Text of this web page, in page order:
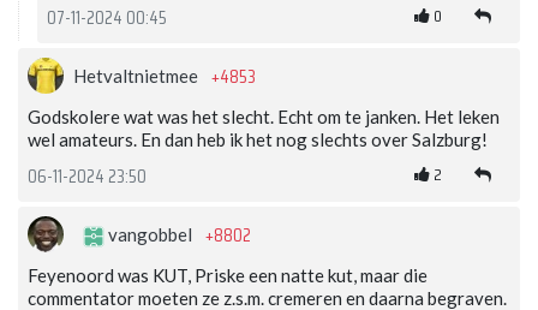
07-11-2024 00:45 0
Hetvaltnietmee +4853
Godskolere wat was het slecht. Echt om te janken. Het leken
wel amateurs. En dan heb ik het nog slechts over Salzburg!
06-11-2024 23:50 2
vangobbel +8802
Feyenoord was KUT, Priske een natte kut, maar die
commentator moeten ze z.s.m. cremeren en daarna begraven.